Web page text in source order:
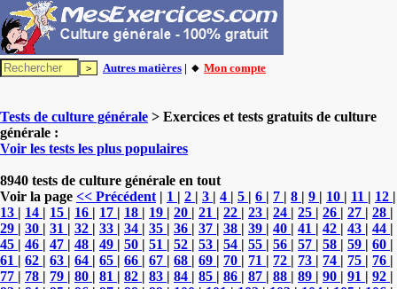
Autres matières | 🔸 Mon compte
Tests de culture générale > Exercices et tests gratuits de culture
générale :
Voir les tests les plus populaires
8940 tests de culture générale en tout
Voir la page << Précédent | 1 | 2 | 3 | 4 | 5 | 6 | 7 | 8 | 9 | 10 | 11 | 12 |
13 | 14 | 15 | 16 | 17 | 18 | 19 | 20 | 21 | 22 | 23 | 24 | 25 | 26 | 27 | 28 |
29 | 30 | 31 | 32 | 33 | 34 | 35 | 36 | 37 | 38 | 39 | 40 | 41 | 42 | 43 | 44 |
45 | 46 | 47 | 48 | 49 | 50 | 51 | 52 | 53 | 54 | 55 | 56 | 57 | 58 | 59 | 60 |
61 | 62 | 63 | 64 | 65 | 66 | 67 | 68 | 69 | 70 | 71 | 72 | 73 | 74 | 75 | 76 |
77 | 78 | 79 | 80 | 81 | 82 | 83 | 84 | 85 | 86 | 87 | 88 | 89 | 90 | 91 | 92 |